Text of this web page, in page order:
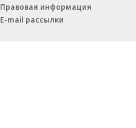
Правовая информация
E-mail рассылки